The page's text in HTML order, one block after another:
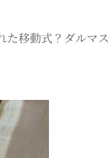
式？ダルマス